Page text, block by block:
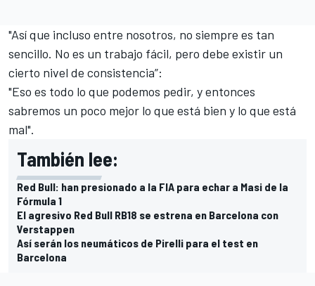
"Así que incluso entre nosotros, no siempre es tan
sencillo. No es un trabajo fácil, pero debe existir un
cierto nivel de consistencia”:
"Eso es todo lo que podemos pedir, y entonces
sabremos un poco mejor lo que está bien y lo que está
mal".
También lee:
Red Bull: han presionado a la FIA para echar a Masi de la
Fórmula 1
El agresivo Red Bull RB18 se estrena en Barcelona con
Verstappen
Así serán los neumáticos de Pirelli para el test en
Barcelona